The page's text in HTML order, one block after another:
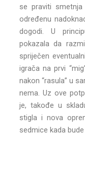
se praviti
određenu
dogodi. U
pokazala da
spriječen
igrača na prvi
nakon “rasula” u
nema. Uz ove
je, takođe u
stigla i nova
sedmice kada